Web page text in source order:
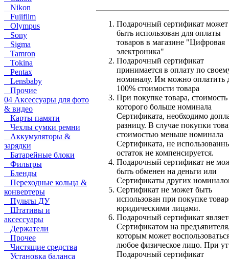
Nikon
Fujifilm
Olympus
Sony
Sigma
Tamron
Tokina
Pentax
Lensbaby
Прочие
04 Аксессуары для фото
& видео
Карты памяти
Чехлы сумки ремни
Аккумуляторы &
зарядки
Батарейные блоки
Фильтры
Бленды
Переходные кольца &
конвертеры
Пульты ДУ
Штативы и
аксессуары
Держатели
Прочее
Чистящие средства
Установка баланса
Подарочный сертификат может
быть использован для оплаты
товаров в магазине "Цифровая
электроника"
Подарочный сертификат
принимается в оплату по
номиналу. Им можно оплатить
100% стоимости товара
При покупке товара, стоимость
которого больше номинала
Сертификата, необходимо
разницу. В случае покупки
стоимостью меньше номинала
Сертификата, не
остаток не компенсируется.
Подарочный сертификат не
быть обменен на деньги или
Сертификаты других
Сертификат не может быть
использован при покупке
юридическими лицами.
Подарочный сертификат
Сертификатом на
которым может
любое физическое лицо. При
Подарочный сертификат